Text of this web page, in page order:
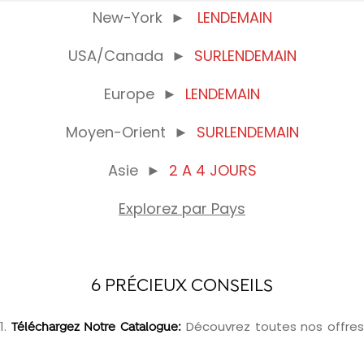
New-York ►
LENDEMAIN
USA/Canada ► SURLENDEMAIN
Europe ► LENDEMAIN
Moyen-Orient ► SURLENDEMAIN
Asie ► 2 A 4 JOURS
Explorez par Pays
6 PRÉCIEUX CONSEILS
1. Téléchargez Notre Catalogue: Découvrez toutes nos offres